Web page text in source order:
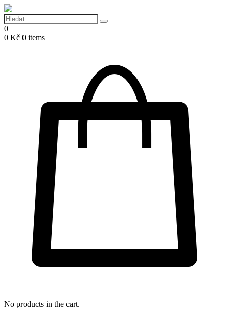
Hledat
...
…
Search
0
0 Kč 0 items
No products in the cart.